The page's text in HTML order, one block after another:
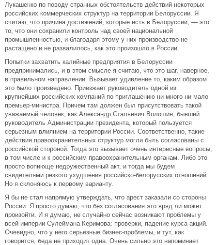
Лукашенко по поводу странных обстоятельств действий некоторых
российских коммерческих структур на территории Белоруссии. Я
считаю, что причина достижений, которые есть в Белоруссии, — это
то, что они сохранили контроль над своей национальной
промышленностью, и благодаря этому у них производство не
растащено и не развалилось, как это произошло в России.
Попытки захватить калийные предприятия в Белоруссии
предпринимались, и в этом смысле я считаю, что это шаг, наверное,
в правильном направлении. Вызывает удивление то, каким образом
это было произведено. Приезжает руководитель одной из
крупнейших российских компаний по приглашению ни много ни мало
премьер-министра. Причем там должен был присутствовать такой
уважаемый человек, как Александр Стальевич Волошин, бывший
руководитель Администрации президента, который пользуется
серьезным влиянием на территории России. Соответственно, такие
действия правоохранительных структур могли быть согласованы с
российской стороной. Тогда это вызывает очень интересные вопросы,
в том числе и к российским правоохранительным органам. Либо это
просто вопиюще недружественный акт, и тогда мы будем
свидетелями резкого ухудшения российско-белорусских отношений.
Но я склоняюсь к первому варианту.
Я бы не стал напрямую утверждать, что арест заказали со стороны
России. Я просто думаю, что без согласования это вряд ли может
произойти. И я думаю, не случайно сейчас возникают проблемы у
всей империи Сулеймана Керимова: проверки, падение курса акций.
Очевидно, что у него серьезные бизнес-проблемы, и тут, как
говорится, беда не приходит одна. Очень сильно это напоминает